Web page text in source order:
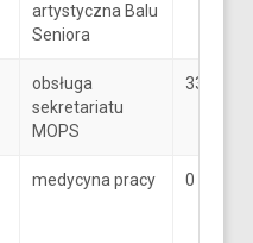
artystyczna Balu
Seniora
obsługa
sekretariatu
MOPS
33
medycyna pracy 0